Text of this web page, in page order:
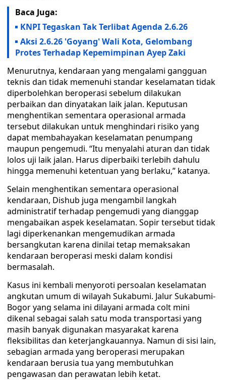
Baca Juga:
KNPI Tegaskan Tak Terlibat Agenda 2.6.26
Aksi 2.6.26 'Goyang' Wali Kota, Gelombang
Protes Terhadap Kepemimpinan Ayep Zaki
Menurutnya, kendaraan yang mengalami gangguan
teknis dan tidak memenuhi standar keselamatan tidak
diperbolehkan beroperasi sebelum dilakukan
perbaikan dan dinyatakan laik jalan. Keputusan
menghentikan sementara operasional armada
tersebut dilakukan untuk menghindari risiko yang
dapat membahayakan keselamatan penumpang
maupun pengemudi. “Itu menyalahi aturan dan tidak
lolos uji laik jalan. Harus diperbaiki terlebih dahulu
hingga memenuhi ketentuan yang berlaku,” katanya.
Selain menghentikan sementara operasional
kendaraan, Dishub juga mengambil langkah
administratif terhadap pengemudi yang dianggap
mengabaikan aspek keselamatan. Sopir tersebut tidak
lagi diperkenankan mengemudikan armada
bersangkutan karena dinilai tetap memaksakan
kendaraan beroperasi meski dalam kondisi
bermasalah.
Kasus ini kembali menyoroti persoalan keselamatan
angkutan umum di wilayah Sukabumi. Jalur Sukabumi-
Bogor yang selama ini dilayani armada colt mini
dikenal sebagai salah satu moda transportasi yang
masih banyak digunakan masyarakat karena
fleksibilitas dan keterjangkauannya. Namun di sisi lain,
sebagian armada yang beroperasi merupakan
kendaraan berusia tua yang membutuhkan
pengawasan dan perawatan lebih ketat.